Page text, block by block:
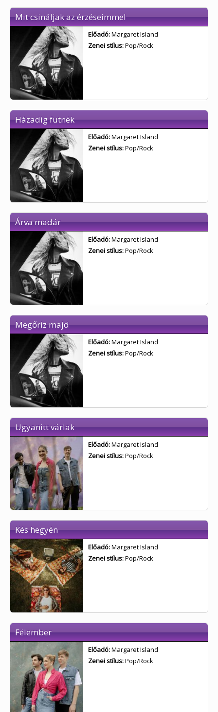
Mit csináljak az érzéseimmel
Előadó:Margaret Island
Zenei stílus:Pop/Rock
Házadig futnék
Előadó:Margaret Island
Zenei stílus:Pop/Rock
Árva madár
Előadó:Margaret Island
Zenei stílus:Pop/Rock
Megőriz majd
Előadó:Margaret Island
Zenei stílus:Pop/Rock
Ugyanitt várlak
Előadó:Margaret Island
Zenei stílus:Pop/Rock
Kés hegyén
Előadó:Margaret Island
Zenei stílus:Pop/Rock
Félember
Előadó:Margaret Island
Zenei stílus:Pop/Rock